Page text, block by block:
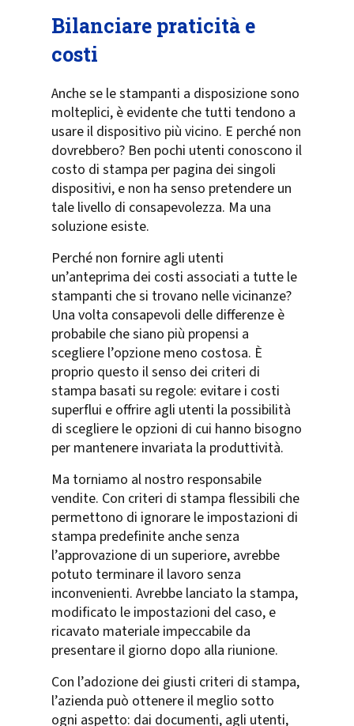
Bilanciare praticità e
costi
Anche se le stampanti a disposizione sono
molteplici, è evidente che tutti tendono a
usare il dispositivo più vicino. E perché non
dovrebbero? Ben pochi utenti conoscono il
costo di stampa per pagina dei singoli
dispositivi, e non ha senso pretendere un
tale livello di consapevolezza. Ma una
soluzione esiste.
Perché non fornire agli utenti
un’anteprima dei costi associati a tutte le
stampanti che si trovano nelle vicinanze?
Una volta consapevoli delle differenze è
probabile che siano più propensi a
scegliere l’opzione meno costosa. È
proprio questo il senso dei criteri di
stampa basati su regole: evitare i costi
superflui e offrire agli utenti la possibilità
di scegliere le opzioni di cui hanno bisogno
per mantenere invariata la produttività.
Ma torniamo al nostro responsabile
vendite. Con criteri di stampa flessibili che
permettono di ignorare le impostazioni di
stampa predefinite anche senza
l’approvazione di un superiore, avrebbe
potuto terminare il lavoro senza
inconvenienti. Avrebbe lanciato la stampa,
modificato le impostazioni del caso, e
ricavato materiale impeccabile da
presentare il giorno dopo alla riunione.
Con l’adozione dei giusti criteri di stampa,
l’azienda può ottenere il meglio sotto
ogni aspetto: dai documenti, agli utenti,